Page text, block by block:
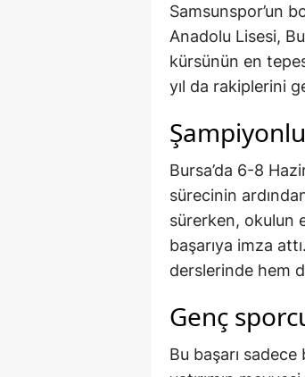
Samsunspor’un
Anadolu Lisesi,
kürsünün en
yıl da rakiplerini
Bursa’da 6-8
sürecinin
sürerken, okulun
başarıya imza
derslerinde hem
Genç
Bu başarı